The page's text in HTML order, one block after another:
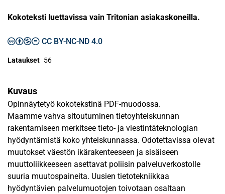
Kokoteksti luettavissa vain Tritonian asiakaskoneilla.
CC BY-NC-ND 4.0
Lataukset 56
Kuvaus
Opinnäytetyö kokotekstinä PDF-muodossa.
Maamme vahva sitoutuminen tietoyhteiskunnan
rakentamiseen merkitsee tieto- ja viestintäteknologian
hyödyntämistä koko yhteiskunnassa. Odotettavissa olevat
muutokset väestön ikärakenteeseen ja sisäiseen
muuttoliikkeeseen asettavat poliisin palveluverkostolle
suuria muutospaineita. Uusien tietotekniikkaa
hyödyntävien palvelumuotojen toivotaan osaltaan